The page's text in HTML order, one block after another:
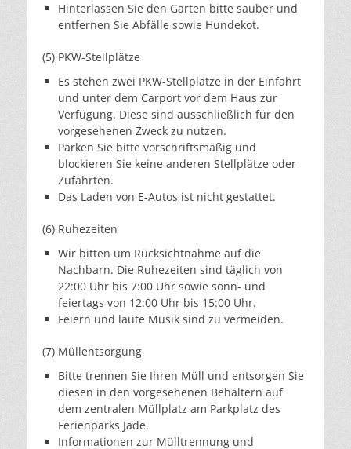
Hinterlassen Sie den Garten bitte sauber und
entfernen Sie Abfälle sowie Hundekot.
(5) PKW-Stellplätze
Es stehen zwei PKW-Stellplätze in der Einfahrt
und unter dem Carport vor dem Haus zur
Verfügung. Diese sind ausschließlich für den
vorgesehenen Zweck zu nutzen.
Parken Sie bitte vorschriftsmäßig und
blockieren Sie keine anderen Stellplätze oder
Zufahrten.
Das Laden von E-Autos ist nicht gestattet.
(6) Ruhezeiten
Wir bitten um Rücksichtnahme auf die
Nachbarn. Die Ruhezeiten sind täglich von
22:00 Uhr bis 7:00 Uhr sowie sonn- und
feiertags von 12:00 Uhr bis 15:00 Uhr.
Feiern und laute Musik sind zu vermeiden.
(7) Müllentsorgung
Bitte trennen Sie Ihren Müll und entsorgen Sie
diesen in den vorgesehenen Behältern auf
dem zentralen Müllplatz am Parkplatz des
Ferienparks Jade.
Informationen zur Mülltrennung und